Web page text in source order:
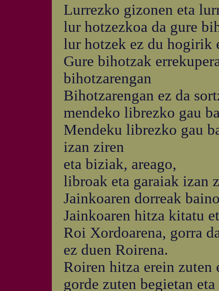
Lurrezko gizonen eta
lur hotzezkoa da gure
lur hotzek ez du hogirik
Gure bihotzak
bihotzarengan
Bihotzarengan ez da
mendeko librezko gau
Mendeku librezko gau
izan ziren
eta biziak, areago,
libroak eta garaiak izan
Jainkoaren dorreak
Jainkoaren hitza kitatu
Roi Xordoarena, gorra
ez duen Roirena.
Roiren hitza erein zuten
gorde zuten begietan eta